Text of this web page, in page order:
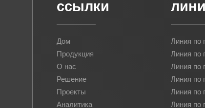
ссылки
Дом
Продукция
О нас
Решение
Проекты
Аналитика
Линия по
Линия по
Линия по
Линия по
Линия по
Линия по